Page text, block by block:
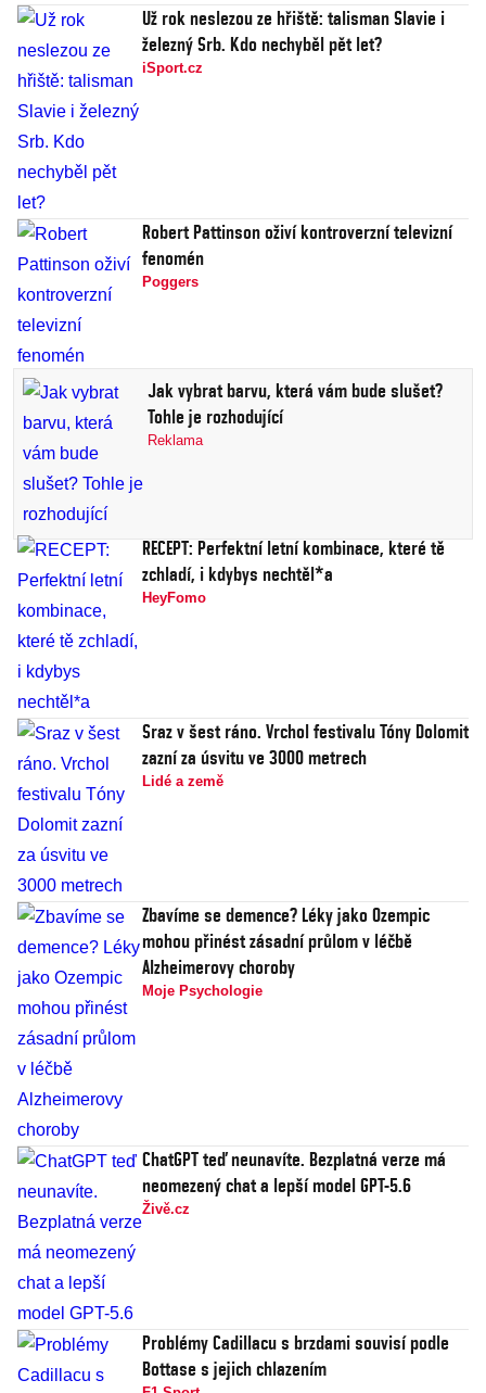
Už rok neslezou ze hřiště: talisman Slavie i
železný Srb. Kdo nechyběl pět let?
iSport.cz
Robert Pattinson oživí kontroverzní televizní
fenomén
Poggers
Jak vybrat barvu, která vám bude slušet?
Tohle je rozhodující
Reklama
RECEPT: Perfektní letní kombinace, které tě
zchladí, i kdybys nechtěl*a
HeyFomo
Sraz v šest ráno. Vrchol festivalu Tóny Dolomit
zazní za úsvitu ve 3000 metrech
Lidé a země
Zbavíme se demence? Léky jako Ozempic
mohou přinést zásadní průlom v léčbě
Alzheimerovy choroby
Moje Psychologie
ChatGPT teď neunavíte. Bezplatná verze má
neomezený chat a lepší model GPT-5.6
Živě.cz
Problémy Cadillacu s brzdami souvisí podle
Bottase s jejich chlazením